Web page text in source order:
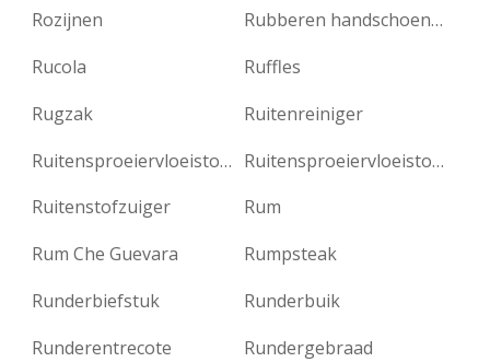
Rozijnen
Rubberen handschoenen
Rucola
Ruffles
Rugzak
Ruitenreiniger
Ruitensproeiervloeistof antivries
Ruitensproeiervloeistof winter
Ruitenstofzuiger
Rum
Rum Che Guevara
Rumpsteak
Runderbiefstuk
Runderbuik
Runderentrecote
Rundergebraad